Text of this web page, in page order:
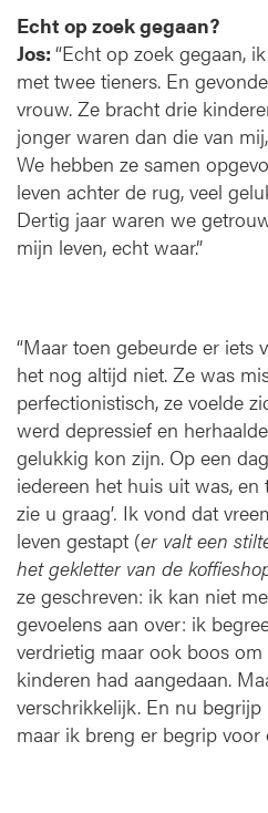
Echt op zoek gegaan?
Jos: “Echt op zoek gegaan,
met twee tieners. En
vrouw. Ze bracht drie
jonger waren dan die van
We hebben ze samen
leven achter de rug, veel
Dertig jaar waren we
mijn leven, echt waar.”
“Maar toen gebeurde er iets
het nog altijd niet. Ze was
perfectionistisch, ze voelde
werd depressief en
gelukkig kon zijn. Op een
iedereen het huis uit was, en
zie u graag’. Ik vond dat
leven gestapt (er valt een
het gekletter van de
ze geschreven: ik kan niet
gevoelens aan over: ik
verdrietig maar ook boos
kinderen had aangedaan.
verschrikkelijk. En nu
maar ik breng er begrip voor